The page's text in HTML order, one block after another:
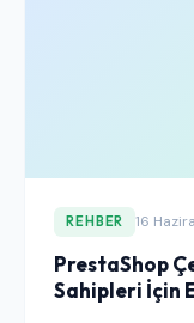
REHBER 16
PrestaShop
Sahipleri İçin